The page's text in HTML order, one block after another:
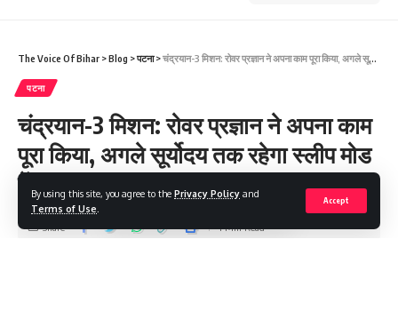
By using this site, you agree to the Privacy Policy and
Terms of Use
Accept
The Voice Of Bihar >Blog >पटना>चंद्रयान-3 मिशन: रोवर प्रज्ञान ने अपना काम पूरा किया, अगले सूर्योदय तक रहेगा स्लीप मोड में
पटना
चंद्रयान-3 मिशन: रोवर प्रज्ञान ने अपना काम
पूरा किया, अगले सूर्योदय तक रहेगा स्लीप मोड
में
Share 1 Min Read